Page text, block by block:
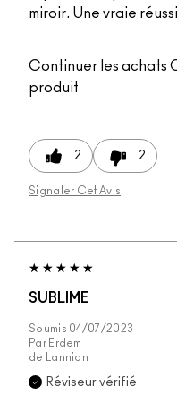
miroir. Une vraie
Continuer les achats
produit
2 2
Signaler Cet Avis
SUBLIME
Soumis 04/07/2023
Par Erdem
de
Lannion
Réviseur vérifié